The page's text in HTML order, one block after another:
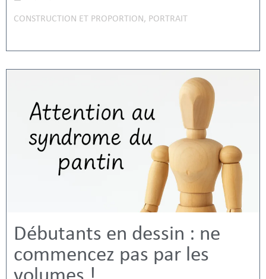
CONSTRUCTION ET PROPORTION, PORTRAIT
Débutants en dessin : ne
commencez pas par les